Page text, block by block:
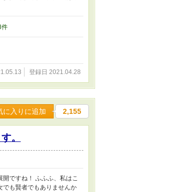
件
登録日 2021.04.28
に入りに追加 2,155
。
ですね！ ふふふ、私はこ
も賢者でもありませんか